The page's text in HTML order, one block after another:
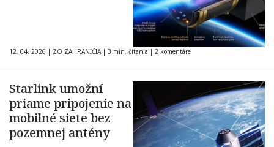
12. 04. 2026 | ZO ZAHRANIČIA | 3 min. čítania | 2 komentáre
Starlink umožní
priame pripojenie na
mobilné siete bez
pozemnej antény